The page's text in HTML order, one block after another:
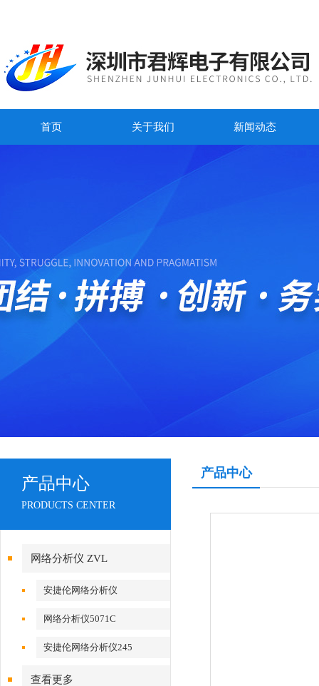
首页 关于我们 新闻动态
产品中心
PRODUCTS CENTER
网络分析仪 ZVL
安捷伦网络分析仪
网络分析仪5071C
安捷伦网络分析仪245
查看更多
产品中心